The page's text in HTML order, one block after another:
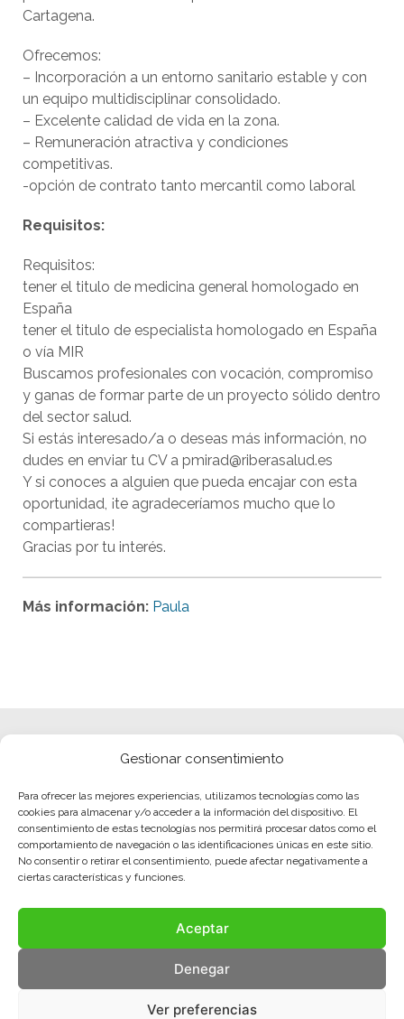
Gestionar consentimiento
Para ofrecer las mejores experiencias, utilizamos tecnologías como las
cookies para almacenar y/o acceder a la información del dispositivo. El
consentimiento de estas tecnologías nos permitirá procesar datos como el
comportamiento de navegación o las identificaciones únicas en este sitio.
No consentir o retirar el consentimiento, puede afectar negativamente a
ciertas características y funciones.
Aceptar
Denegar
Ver preferencias
Cartagena.
Ofrecemos:
– Incorporación a un entorno sanitario estable y con
un equipo multidisciplinar consolidado.
– Excelente calidad de vida en la zona.
– Remuneración atractiva y condiciones
competitivas.
-opción de contrato tanto mercantil como laboral
Requisitos:
Requisitos:
tener el titulo de medicina general homologado en
España
tener el titulo de especialista homologado en España
o vía MIR
Buscamos profesionales con vocación, compromiso
y ganas de formar parte de un proyecto sólido dentro
del sector salud.
Si estás interesado/a o deseas más información, no
dudes en enviar tu CV a pmirad@riberasalud.es
Y si conoces a alguien que pueda encajar con esta
oportunidad, ¡te agradeceríamos mucho que lo
compartieras!
Gracias por tu interés.
Más información: Paula